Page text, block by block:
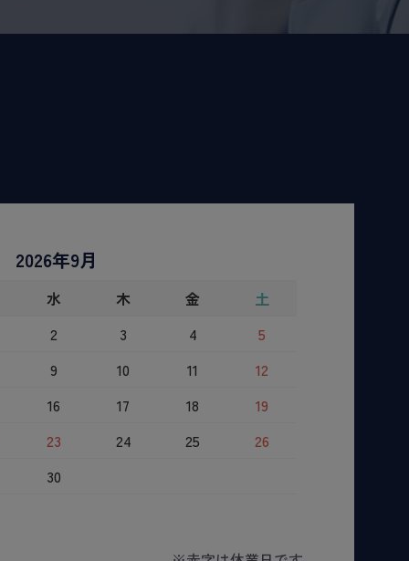
2026年9月
水 木 金
土
2 3 4
5
9 10 11
12
16 17 18
19
23 24 25
26
30